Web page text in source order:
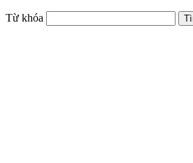
Từ khóa